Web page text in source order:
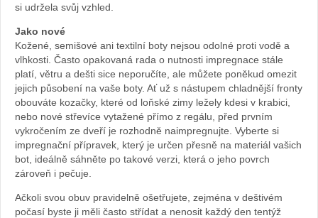
si udržela svůj vzhled.
Jako nové
Kožené, semišové ani textilní boty nejsou odolné proti vodě a
vlhkosti. Často opakovaná rada o nutnosti impregnace stále
platí, větru a dešti sice neporučíte, ale můžete poněkud omezit
jejich působení na vaše boty. Ať už s nástupem chladnější fronty
obouváte kozačky, které od loňské zimy ležely kdesi v krabici,
nebo nové střevíce vytažené přímo z regálu, před prvním
vykročením ze dveří je rozhodně naimpregnujte. Vyberte si
impregnační přípravek, který je určen přesně na materiál vašich
bot, ideálně sáhněte po takové verzi, která o jeho povrch
zároveň i pečuje.
Ačkoli svou obuv pravidelně ošetřujete, zejména v deštivém
počasí byste ji měli často střídat a nenosit každý den tentýž